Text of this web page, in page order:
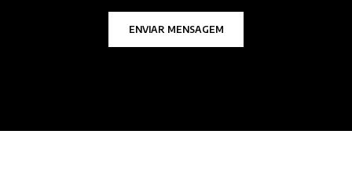
ENVIAR MENSAGEM